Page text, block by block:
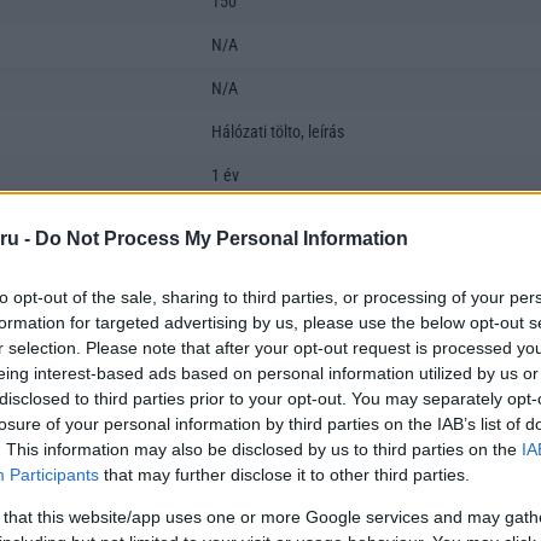
- Do Not Process My Personal Information
opt-out of the sale, sharing to third parties, or processing of your
for targeted advertising by us, please use the below opt-out
selection. Please note that after your opt-out request is processed
interest-based ads based on personal information utilized by us
to third parties prior to your opt-out. You may separately
of your personal information by third parties on the IAB’s list of
This information may also be disclosed by us to third parties on the
Participants that may further disclose it to other third parties.
that this website/app uses one or more Google services and may
N/A
N/A
Hálózati tölto, leírás
1 év
nem
N/A